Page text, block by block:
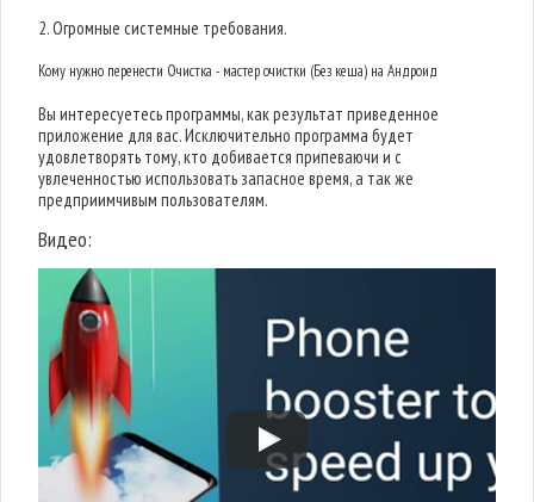
2. Огромные системные требования.
Кому нужно перенести Очистка - мастер очистки (Без кеша) на Андроид
Вы интересуетесь программы, как результат приведенное
приложение для вас. Исключительно программа будет
удовлетворять тому, кто добивается припеваючи и с
увлеченностью использовать запасное время, а так же
предприимчивым пользователям.
Видео: